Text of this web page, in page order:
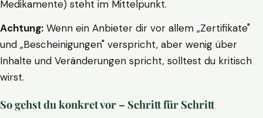
Medikamente) steht im Mittelpunkt.
Achtung: Wenn ein Anbieter dir vor allem „Zertifikate"
und „Bescheinigungen" verspricht, aber wenig über
Inhalte und Veränderungen spricht, solltest du kritisch
wirst.
So gehst du konkret vor – Schritt für Schritt